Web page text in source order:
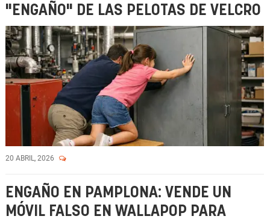
"ENGAÑO" DE LAS PELOTAS DE VELCRO
20 ABRIL, 2026
ENGAÑO EN PAMPLONA: VENDE UN
MÓVIL FALSO EN WALLAPOP PARA